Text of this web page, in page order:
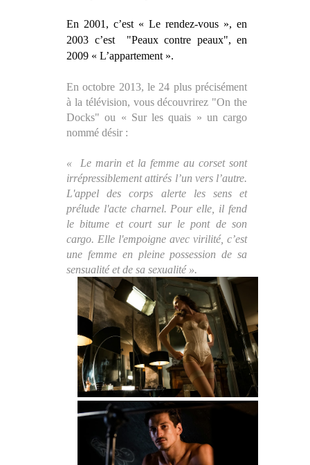
En 2001, c’est « Le rendez-vous », en
2003 c’est
"Peaux contre peaux", en
2009 « L’appartement ».
En octobre 2013, le 24 plus précisément
à la télévision, vous découvrirez "On the
Docks" ou « Sur les quais » un cargo
nommé désir :
« Le marin et la femme au corset sont
irrépressiblement attirés l’un vers l’autre.
L'appel des corps alerte les sens et
prélude l'acte charnel. Pour elle, il fend
le bitume et court sur le pont de son
cargo. Elle l'empoigne avec virilité, c’est
une femme en pleine possession de sa
sensualité et de sa sexualité ».